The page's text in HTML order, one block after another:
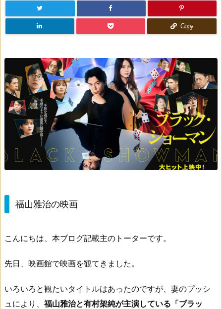
Copy
福山雅治の映画
こんにちは、本ブログ記載主のトーターです。
先日、映画館で映画を観てきました。
いろいろと観たいタイトルはあったのですが、妻のプッシ
ュにより、 福山雅治と有村架純が主演している「ブラッ